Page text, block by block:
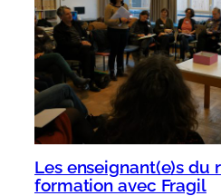
Les enseignant(e)s du
formation avec Fragil